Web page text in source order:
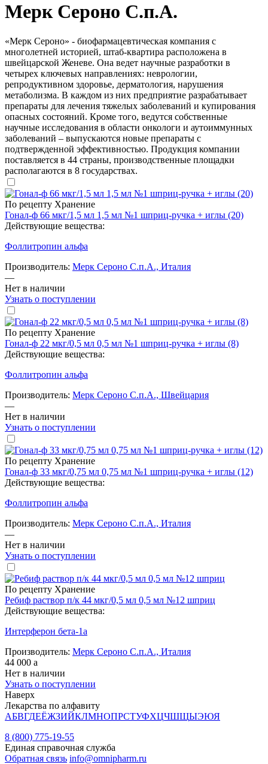
Мерк Сероно С.п.А.
«Мерк Сероно» - биофармацевтическая компания с
многолетней историей, штаб-квартира расположена в
швейцарской Женеве. Она ведет научные разработки в
четырех ключевых направлениях: неврологии,
репродуктивном здоровье, дерматология, нарушения
метаболизма. В каждом из них предприятие разрабатывает
препараты для лечения тяжелых заболеваний и купирования
опасных состояний. Кроме того, ведутся собственные
научные исследования в области онкологи и аутоиммунных
заболеваний – выпускаются новые препараты с
подтвержденной эффективностью. Продукция компании
поставляется в 44 страны, производственные площадки
располагаются в 8 государствах.
По рецепту Хранение
Гонал-ф 66 мкг/1,5 мл 1,5 мл №1 шприц-ручка + иглы (20)
Действующие вещества:
Фоллитропин альфа
Производитель: Мерк Сероно С.п.А., Италия
—
Нет в наличии
Узнать о поступлении
По рецепту Хранение
Гонал-ф 22 мкг/0,5 мл 0,5 мл №1 шприц-ручка + иглы (8)
Действующие вещества:
Фоллитропин альфа
Производитель: Мерк Сероно С.п.А., Швейцария
—
Нет в наличии
Узнать о поступлении
По рецепту Хранение
Гонал-ф 33 мкг/0,75 мл 0,75 мл №1 шприц-ручка + иглы (12)
Действующие вещества:
Фоллитропин альфа
Производитель: Мерк Сероно С.п.А., Италия
—
Нет в наличии
Узнать о поступлении
По рецепту Хранение
Ребиф раствор п/к 44 мкг/0,5 мл 0,5 мл №12 шприц
Действующие вещества:
Интерферон бета-1a
Производитель: Мерк Сероно С.п.А., Италия
44 000 a
Нет в наличии
Узнать о поступлении
Наверх
Лекарства по алфавиту
АБВГДЕЁЖЗИЙКЛМНОПРСТУФХЦЧШЩЫЭЮЯ
8 (800) 775-19-55
Единая справочная служба
Обратная связь info@omnipharm.ru